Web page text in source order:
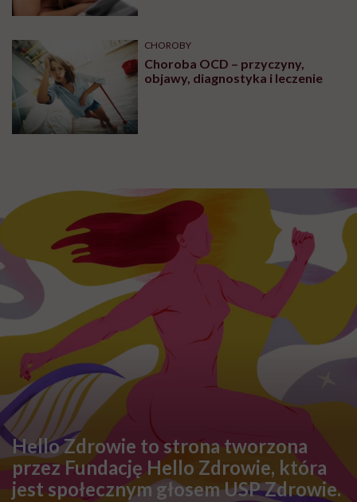
CHOROBY
Choroba OCD – przyczyny,
objawy, diagnostyka i leczenie
Hello Zdrowie to strona tworzona
przez Fundację Hello Zdrowie, która
jest społecznym głosem USP Zdrowie.